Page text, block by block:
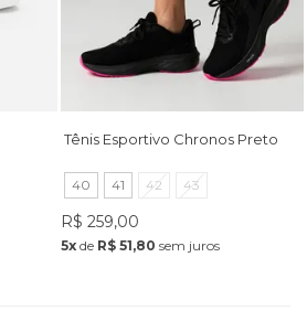
Tênis Esportivo Chronos Preto
40 41 42 43
R$ 259,00
5x de R$ 51,80 sem juros